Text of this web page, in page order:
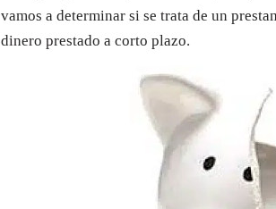
vamos a determinar si se trata de un
dinero prestado a corto plazo.